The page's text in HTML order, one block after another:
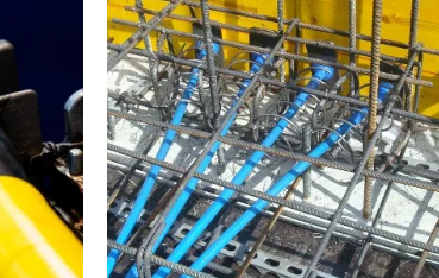
MONO TREFOLO